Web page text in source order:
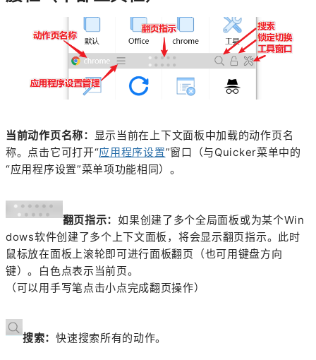
当前动作页名称：
显示当前在上下文面板中加载的动作页名
称。点击它可打开“应用程序设置”窗口（与Quicker菜单中的
“应用程序设置”菜单项功能相同）。
翻页指示：如果创建了多个全局面板或为某个Win
dows软件创建了多个上下文面板，将会显示翻页指示。此时
鼠标放在面板上滚轮即可进行面板翻页（也可用键盘方向
键）。白色点表示当前页。
（可以用手写笔点击小点完成翻页操作）
搜索：快速搜索所有的动作。